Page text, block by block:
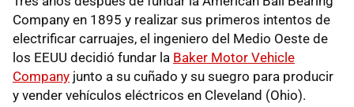
Company en 1895 y realizar sus primeros intentos de
electrificar carruajes, el ingeniero del Medio Oeste de
los EEUU decidió fundar la Baker Motor Vehicle
Company junto a su cuñado y su suegro para producir
y vender vehículos eléctricos en Cleveland (Ohio).